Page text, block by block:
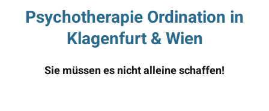
Psychotherapie Ordination in
Klagenfurt & Wien
Sie müssen es nicht alleine schaffen!